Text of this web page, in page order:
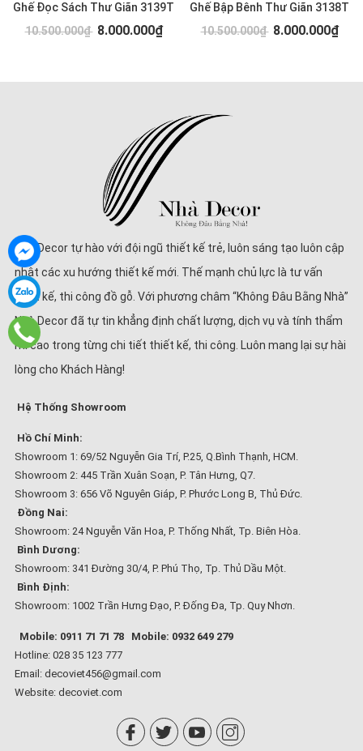
Ghế Đọc Sách Thư Giãn 3139T
10.500.000₫ 8.000.000₫
Ghế Bập Bênh Thư Giãn 3138T
10.500.000₫ 8.000.000₫
Nhà Decor tự hào với đội ngũ thiết kế trẻ, luôn sáng tạo luôn cập
nhật các xu hướng thiết kế mới. Thế mạnh chủ lực là tư vấn
thiết kế, thi công đồ gỗ. Với phương châm “Không Đâu Bằng Nhà”
Nhà Decor đã tự tin khẳng định chất lượng, dịch vụ và tính thẩm
mĩ cao trong từng chi tiết thiết kế, thi công. Luôn mang lại sự hài
lòng cho Khách Hàng!
Hệ Thống Showroom
Hồ Chí Minh:
Showroom 1: 69/52 Nguyễn Gia Trí, P.25, Q.Bình Thạnh, HCM.
Showroom 2: 445 Trần Xuân Soạn, P. Tân Hưng, Q7.
Showroom 3: 656 Võ Nguyên Giáp, P. Phước Long B, Thủ Đức.
Đồng Nai:
Showroom: 24 Nguyễn Văn Hoa, P. Thống Nhất, Tp. Biên Hòa.
Bình Dương:
Showroom: 341 Đường 30/4, P. Phú Thọ, Tp. Thủ Dầu Một.
Bình Định:
Showroom: 1002 Trần Hưng Đạo, P. Đống Đa, Tp. Quy Nhơn.
Mobile: 0911 71 71 78
Mobile: 0932 649 279
Hotline: 028 35 123 777
Email: decoviet456@gmail.com
Website: decoviet.com